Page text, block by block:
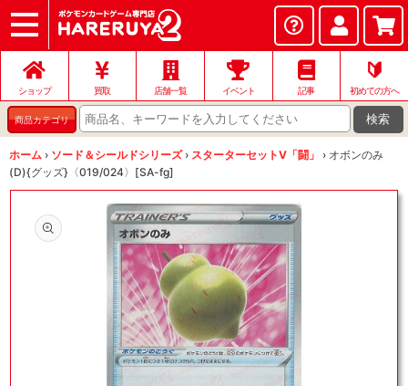
ショップ
店頭買取
ネット買取
店舗一覧
イベント
お問い合わせ
ショップ 買取 店舗一覧 イベント 記事
🔰
初めての方へ
商品カテゴリ 検索
ホーム › ソード＆シールドシリーズ › スターターセットV「闘」 › オボンのみ
(D){グッズ}〈019/024〉[SA-fg]